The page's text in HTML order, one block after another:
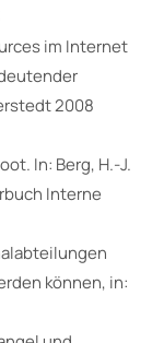
im Internet
2008
In: Berg, H.-J.
Interne
können, in: